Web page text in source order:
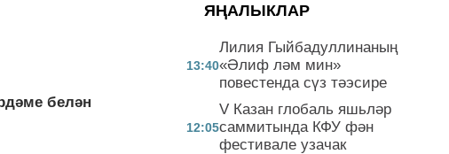
белән
ЯҢАЛЫКЛАР
13:40
Лилия Гыйбадуллинаның
«Әлиф ләм мин»
повестенда сүз тәэсире
12:05
V Казан глобаль яшьләр
саммитында КФУ фән
фестивале узачак